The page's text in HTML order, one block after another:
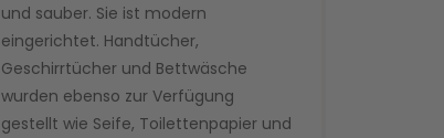
und sauber. Sie ist modern
eingerichtet. Handtücher,
Geschirrtücher und Bettwäsche
wurden ebenso zur Verfügung
gestellt wie Seife, Toilettenpapier und